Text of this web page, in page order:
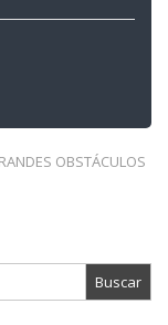
OBSTÁCULOS